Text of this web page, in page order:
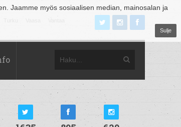
Jaamme myös sosiaalisen median, mainosalan ja
Sulje